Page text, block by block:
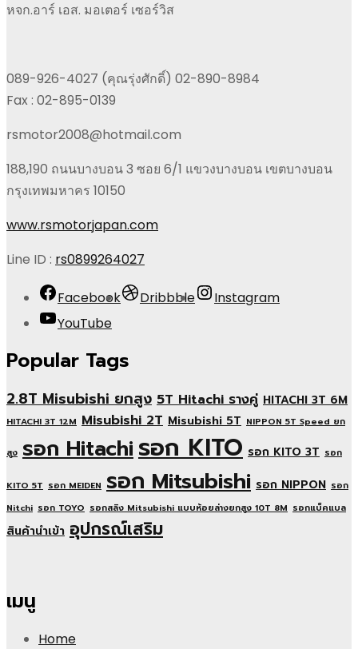
หจก.อาร์ เอส. มอเตอร์ เซอร์วิส
089-926-4027 (คุณรุ่งศักดิ์) 02-890-8984
Fax : 02-895-0139
rsmotor2008@hotmail.com
188,190 ถนนบางบอน 3 ซอย 6/1 แขวงบางบอน เขตบางบอน
กรุงเทพมหาคร 10150
www.rsmotorjapan.com
Line ID : rs0899264027
Facebook Dribbble
Instagram
YouTube
Popular Tags
2.8T Misubishi ยกสูง 5T Hitachi รางคู่ HITACHI 3T 6M
HITACHI 3T 12M Misubishi 2T Misubishi 5T NIPPON 5T Speed ยก
สูง รอก Hitachiรอก KITO รอก KITO 3T รอก
KITO 5T รอก MEIDEN รอก Mitsubishi รอก NIPPON รอก
Nitchi รอก TOYO รอกสลิง Mitsubishi แบบห้อยล่างยกสูง 10T 8M รอกแบ็คแบล
สินค้านำเข้า อุปกรณ์เสริม
เมนู
Home